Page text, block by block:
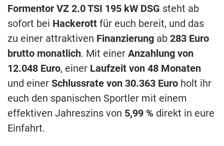
Formentor VZ 2.0 TSI 195 kW DSG steht ab
sofort bei Hackerott für euch bereit, und das
zu einer attraktiven Finanzierung ab 283 Euro
brutto monatlich. Mit einer Anzahlung von
12.048 Euro, einer Laufzeit von 48 Monaten
und einer Schlussrate von 30.363 Euro holt ihr
euch den spanischen Sportler mit einem
effektiven Jahreszins von 5,99 % direkt in eure
Einfahrt.